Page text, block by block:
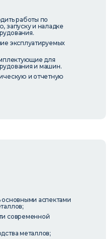
работы по
запуску и наладке
эксплуатируемых
для
и машин.
и отчетную
аспектами
современной
металлов;